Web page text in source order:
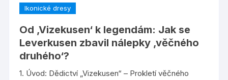
Ikonické dresy
Od ‚Vizekusen‘ k legendám: Jak se
Leverkusen zbavil nálepky ‚věčného
druhého‘?
1. Úvod: Dědictví „Vizekusen“ – Prokletí věčného